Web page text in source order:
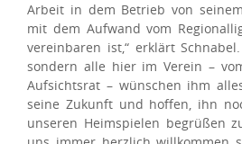
Arbeit in dem Betrieb von
mit dem Aufwand vom
vereinbaren ist,“ erklärt
sondern alle hier im Verein –
Aufsichtsrat – wünschen ihm
seine Zukunft und hoffen, ihn
unseren Heimspielen begrüßen